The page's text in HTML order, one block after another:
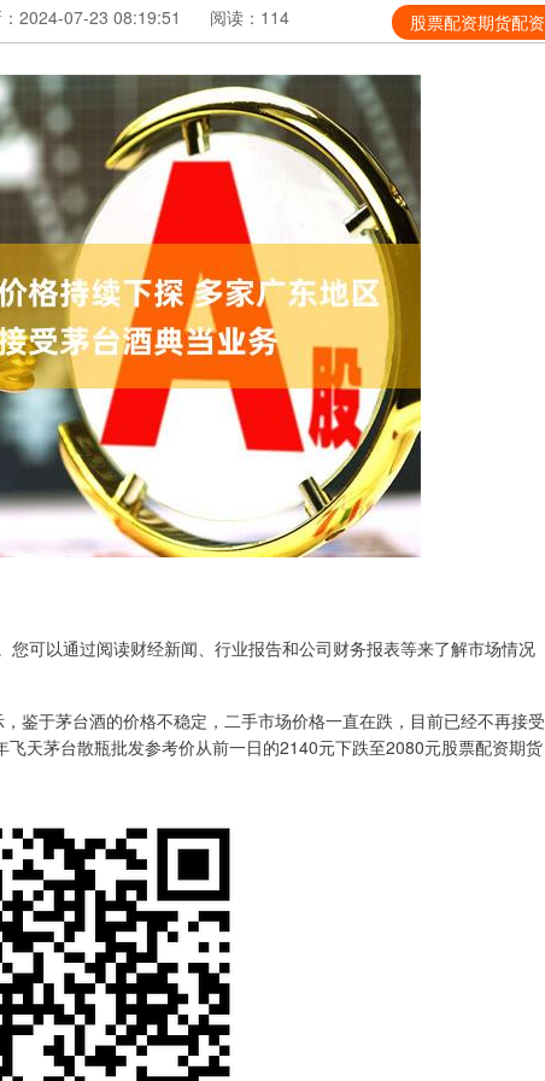
股票配资期货配资
2024-07-23 08:19:51 阅读：114
可以通过阅读财经新闻、行业报告和公司财务报表等来了解市场情况
于茅台酒的价格不稳定，二手市场价格一直在跌，目前已经不再接受
天茅台散瓶批发参考价从前一日的2140元下跌至2080元股票配资期货